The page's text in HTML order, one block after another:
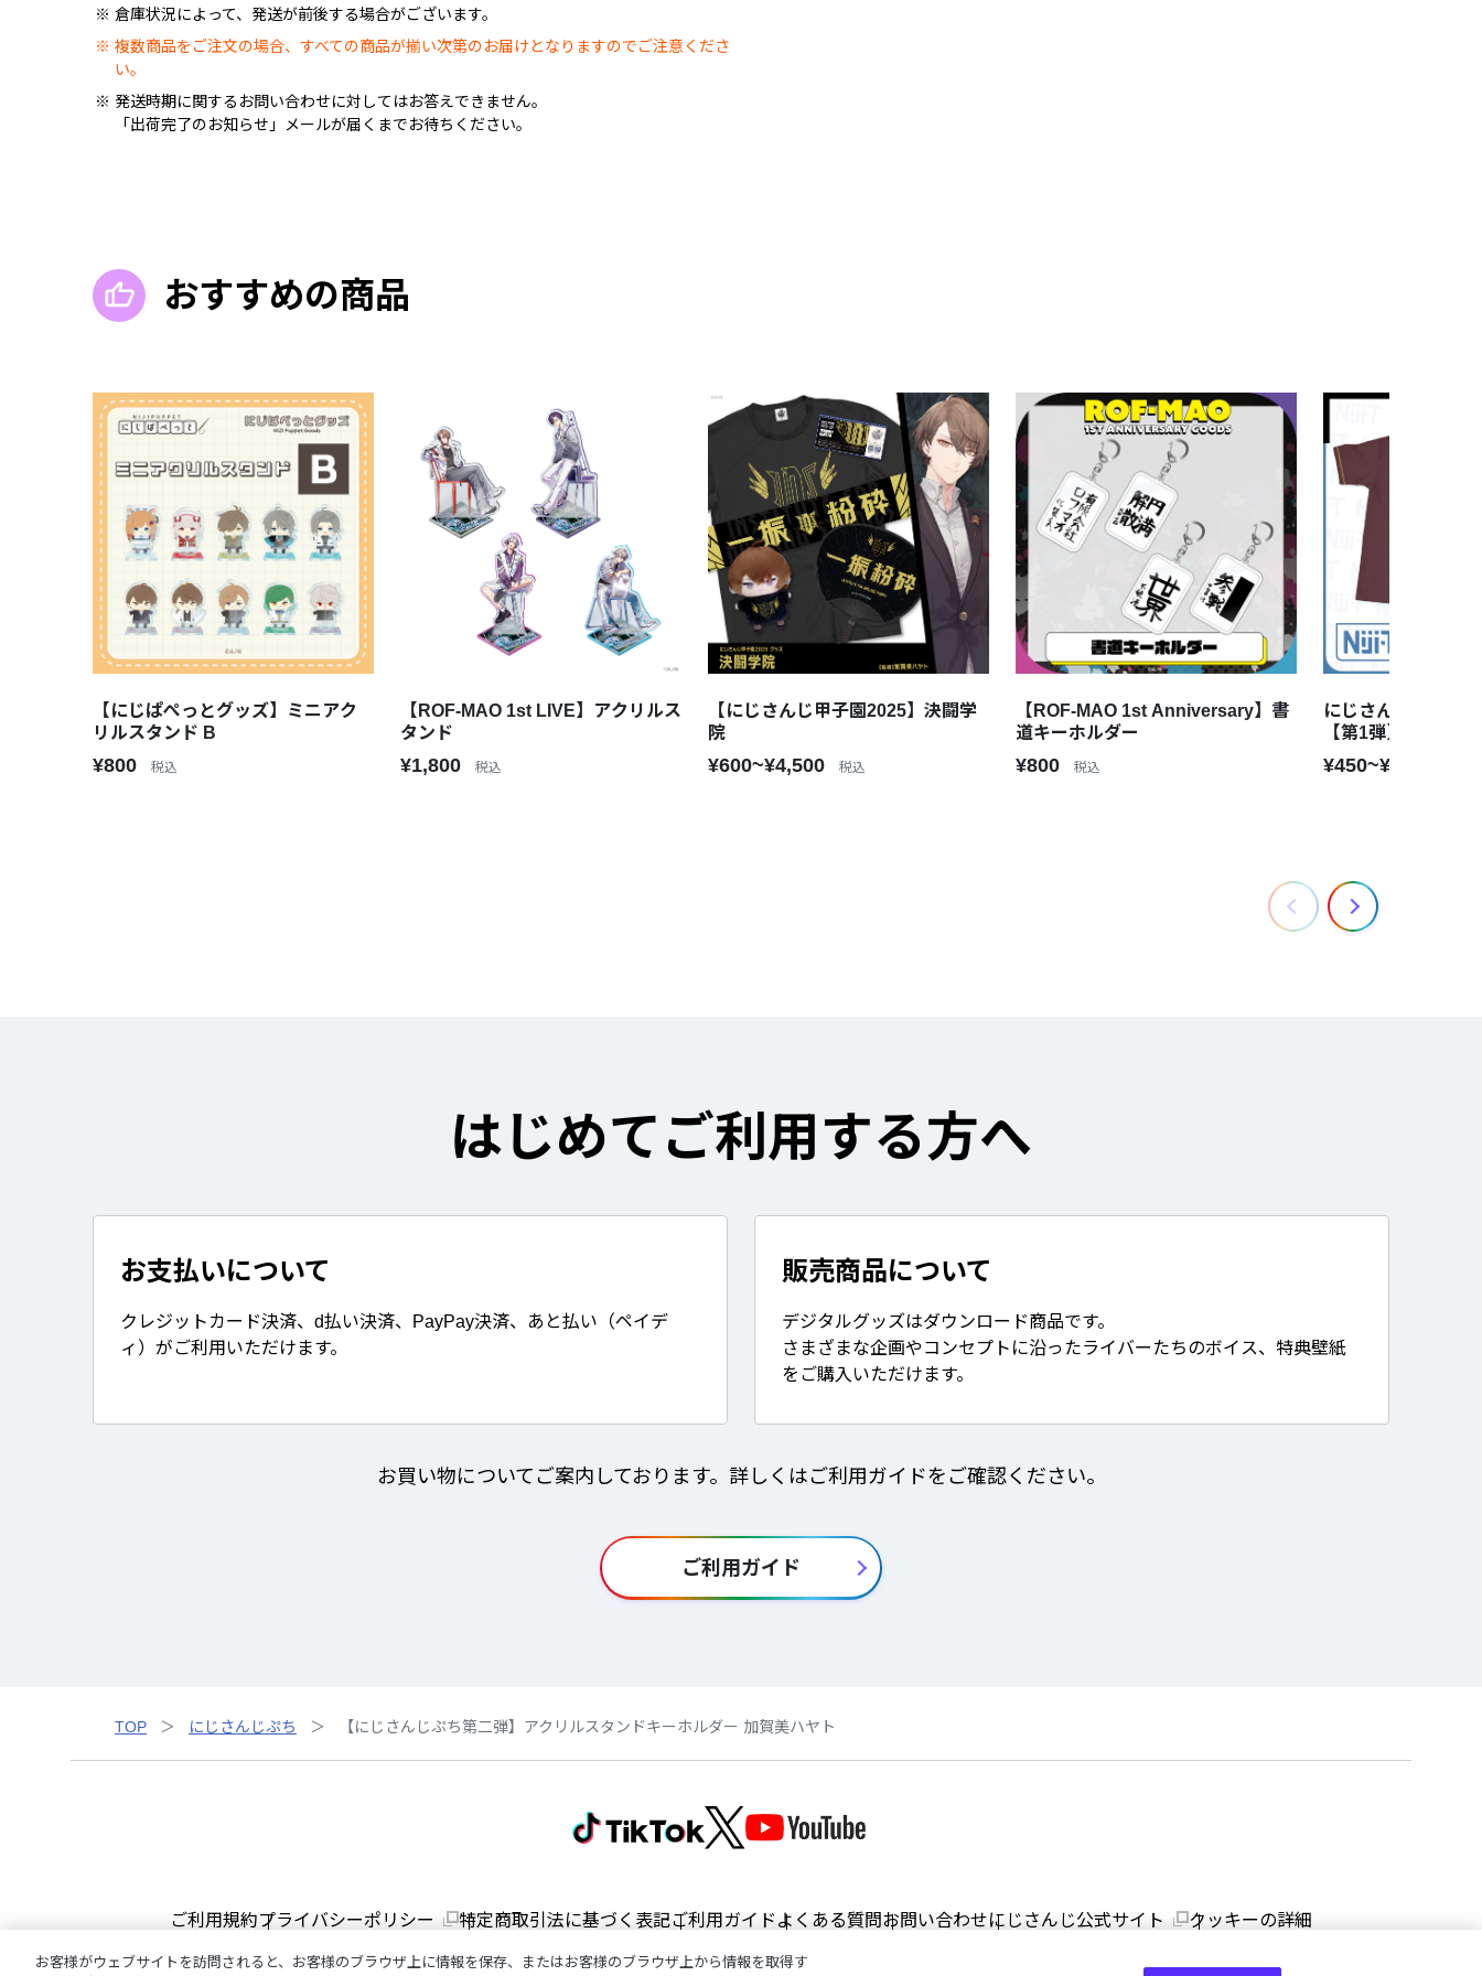
倉庫状況によって、発送が前後する場合がございます。
複数商品をご注文の場合、すべての商品が揃い次第のお届けとなりますのでご注意くださ
い。
発送時期に関するお問い合わせに対してはお答えできません。
「出荷完了のお知らせ」メールが届くまでお待ちください。
おすすめの商品
【にじぱぺっとグッズ】ミニアク
リルスタンド B
¥800 税込
【ROF-MAO 1st LIVE】アクリルス
タンド
¥1,800 税込
【にじさんじ甲子園2025】決闘学
院
¥600~¥4,500 税込
【ROF-MAO 1st Anniversary】書
道キーホルダー
¥800 税込
にじさんじライバ
【第1弾】 加賀美
¥450~¥4,800
はじめてご利用する方へ
お支払いについて
クレジットカード決済、d払い決済、PayPay決済、あと払い（ペイデ
ィ）がご利用いただけます。
販売商品について
デジタルグッズはダウンロード商品です。
さまざまな企画やコンセプトに沿ったライバーたちのボイス、特典壁紙
をご購入いただけます。
お買い物についてご案内しております。詳しくはご利用ガイドをご確認ください。
ご利用ガイド
TOP にじさんじぷち 【にじさんじぷち第二弾】アクリルスタンドキーホルダー 加賀美ハヤト
ご利用規約プライバシーポリシー 特定商取引法に基づく表記ご利用ガイド よくある質問お問い合わせにじさんじ公式サイト クッキーの詳細
お客様がウェブサイトを訪問されると、お客様のブラウザ上に情報を保存、またはお客様のブラウザ上から情報を取得す